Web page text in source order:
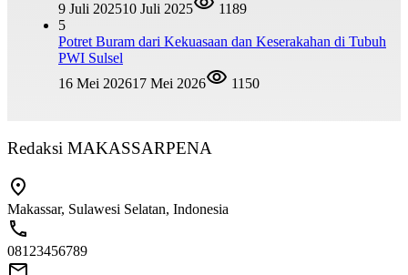
9 Juli 202510 Juli 2025
1189
5
Potret Buram dari Kekuasaan dan Keserakahan di Tubuh
PWI Sulsel
16 Mei 202617 Mei 2026 1150
Redaksi MAKASSARPENA
Makassar, Sulawesi Selatan, Indonesia
08123456789